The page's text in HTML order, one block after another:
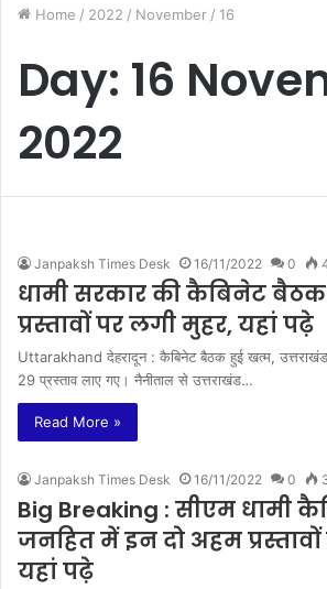
Home / 2022 / November / 16
Day: 16
2022
Janpaksh Times Desk 16/11/2022 0
धामी सरकार की कैबिनेट
प्रस्तावों पर लगी मुहर, यहां पढ़े
Uttarakhand देहरादून : कैबिनेट बैठक हुई खत्म,
29 प्रस्ताव लाए गए। नैनीताल से उत्तराखंड…
Read More »
Janpaksh Times Desk 16/11/2022 0
Big Breaking : सीएम धामी
जनहित में इन दो अहम
यहां पढ़े